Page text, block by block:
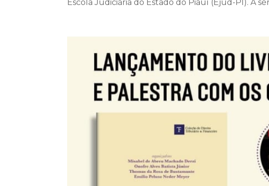
Escola Judiciária do Estado do Piauí (Ejud-PI). A